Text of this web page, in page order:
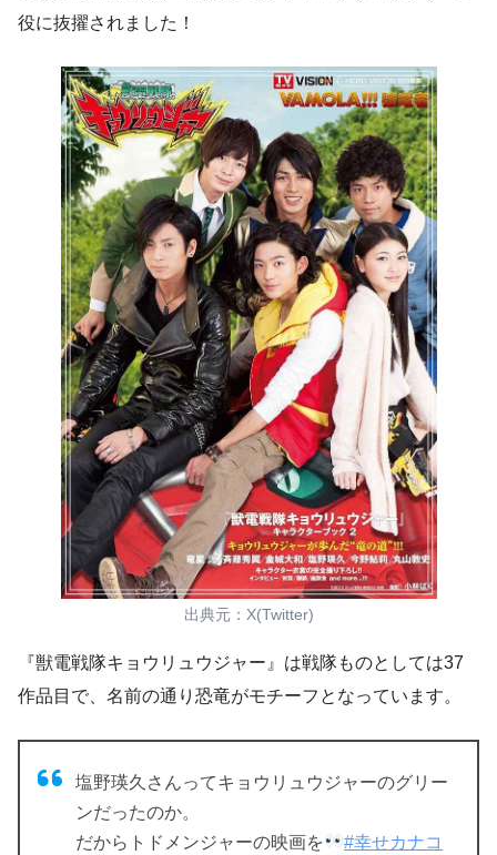
役に抜擢されました！
出典元：X(Twitter)
『獣電戦隊キョウリュウジャー』は戦隊ものとしては37
作品目で、名前の通り恐竜がモチーフとなっています。
塩野瑛久さんってキョウリュウジャーのグリー
ンだったのか。
だからトドメンジャーの映画を
#幸せカナコ